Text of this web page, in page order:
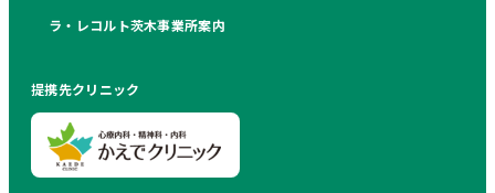
ラ・レコルト茨木事業所案内
提携先クリニック